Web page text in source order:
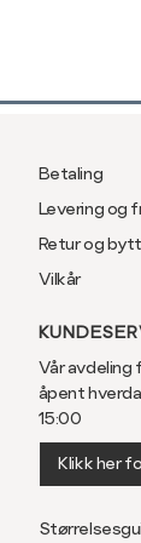
Betaling
Levering og
Retur og
Vilkår
Vår avdeling
åpent
15:00
Klikk her